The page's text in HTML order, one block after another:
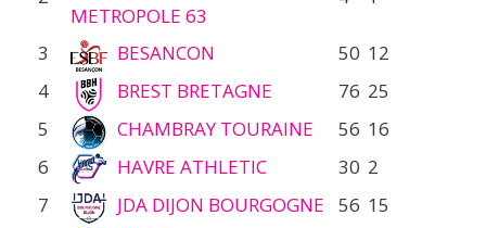
METROPOLE 63
3 BESANCON 50 12
4
BREST BRETAGNE 76 25
5
CHAMBRAY TOURAINE 56 16
6
HAVRE ATHLETIC 30 2
7
JDA DIJON BOURGOGNE 56 15